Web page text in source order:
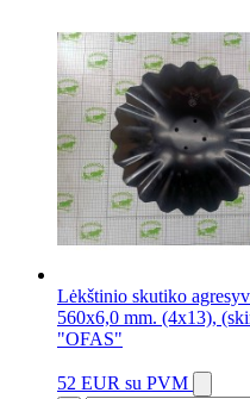
Lėkštinio skutiko
560x6,0 mm. (4x13),
"OFAS"
52 EUR su PVM